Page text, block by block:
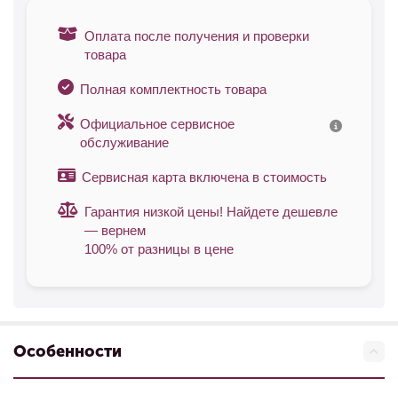
Оплата после получения и проверки
товара
Полная комплектность товара
Официальное сервисное
обслуживание
Сервисная карта включена в стоимость
Гарантия низкой цены! Найдете дешевле
— вернем
100% от разницы в цене
Особенности